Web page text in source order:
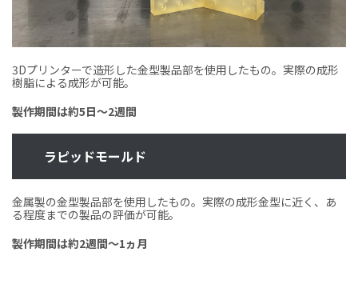
3Dプリンターで造形した金型製品部を使用したもの。実際の成形
樹脂による成形が可能。
製作期間は約5日～2週間
ラピッドモールド
金属製の金型製品部を使用したもの。実際の成形金型に近く、あ
る程度までの製品の評価が可能。
製作期間は約2週間～1ヵ月